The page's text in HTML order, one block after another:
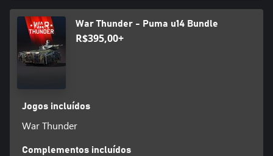
War Thunder - Puma u14 Bundle
R$395,00+
Jogos incluídos
War Thunder
Complementos incluídos